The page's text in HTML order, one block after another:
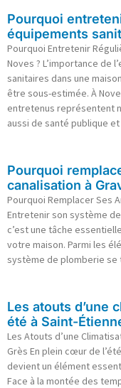
Pourquoi
équipements
Pourquoi Entretenir
Noves ? L’importance de
sanitaires dans une
être sous-estimée. À
entretenus représentent
aussi de santé publique
Pourquoi
canalisation à
Pourquoi Remplacer Ses
Entretenir son système
c’est une tâche
votre maison. Parmi les
système de plomberie se
Les atouts d’une
été à Saint-
Les Atouts d’une
Grès En plein cœur de
devient un élément
Face à la montée des